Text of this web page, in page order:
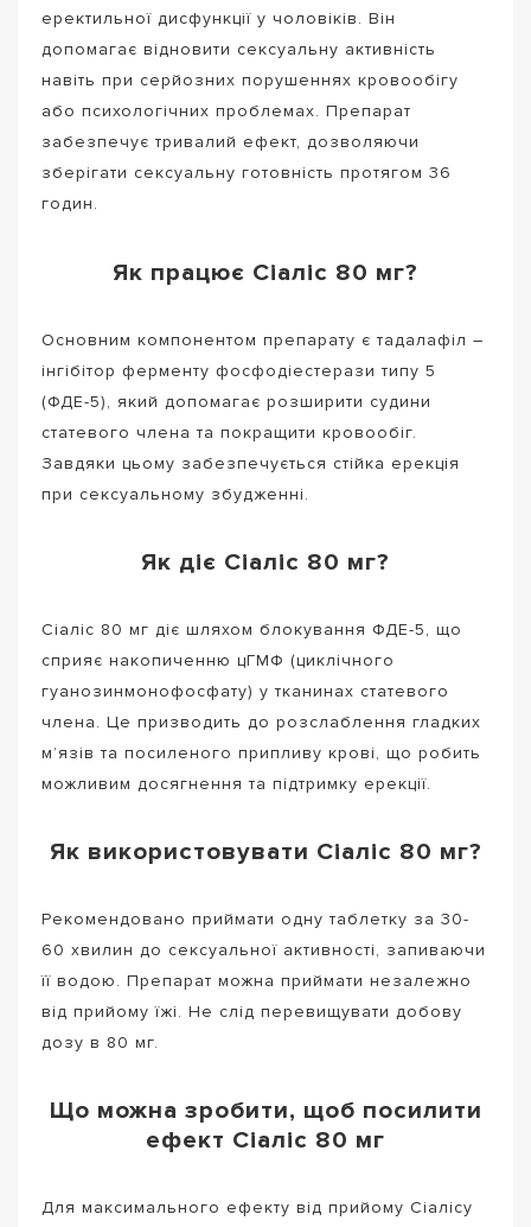
еректильної дисфункції у чоловіків. Він
допомагає відновити сексуальну активність
навіть при серйозних порушеннях кровообігу
або психологічних проблемах. Препарат
забезпечує тривалий ефект, дозволяючи
зберігати сексуальну готовність протягом 36
годин.
Як працює Сіаліс 80 мг?
Основним компонентом препарату є тадалафіл –
інгібітор ферменту фосфодіестерази типу 5
(ФДЕ-5), який допомагає розширити судини
статевого члена та покращити кровообіг.
Завдяки цьому забезпечується стійка ерекція
при сексуальному збудженні.
Як діє Сіаліс 80 мг?
Сіаліс 80 мг діє шляхом блокування ФДЕ-5, що
сприяє накопиченню цГМФ (циклічного
гуанозинмонофосфату) у тканинах статевого
члена. Це призводить до розслаблення гладких
м’язів та посиленого припливу крові, що робить
можливим досягнення та підтримку ерекції.
Як використовувати Сіаліс 80 мг?
Рекомендовано приймати одну таблетку за 30-
60 хвилин до сексуальної активності, запиваючи
її водою. Препарат можна приймати незалежно
від прийому їжі. Не слід перевищувати добову
дозу в 80 мг.
Що можна зробити, щоб посилити
ефект Сіаліс 80 мг
Для максимального ефекту від прийому Сіалісу